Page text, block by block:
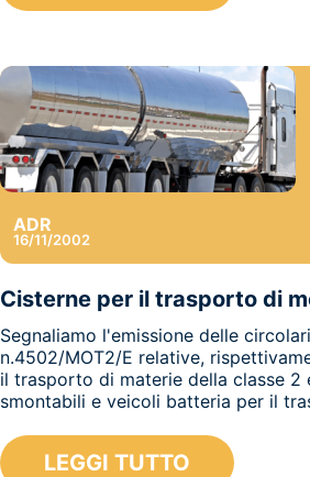
ADR
16/11/2002
Cisterne per il trasporto di
Segnaliamo l'emissione delle
n.4502/MOT2/E relative,
il trasporto di materie della classe 2
smontabili e veicoli batteria per il
LEGGI TUTTO